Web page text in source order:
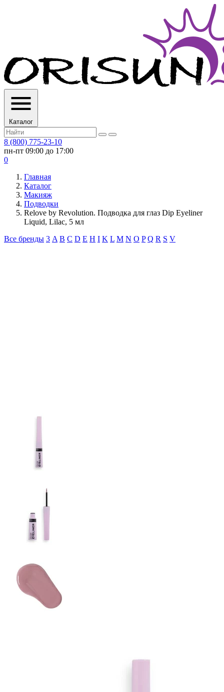
Каталог
8 (800) 775-23-10
пн-пт 09:00 до 17:00
0
Главная
Каталог
Макияж
Подводки
Relove by Revolution. Подводка для глаз Dip Eyeliner
Liquid, Lilac, 5 мл
Все бренды 3 A B C D E H I K L M N O P Q R S V